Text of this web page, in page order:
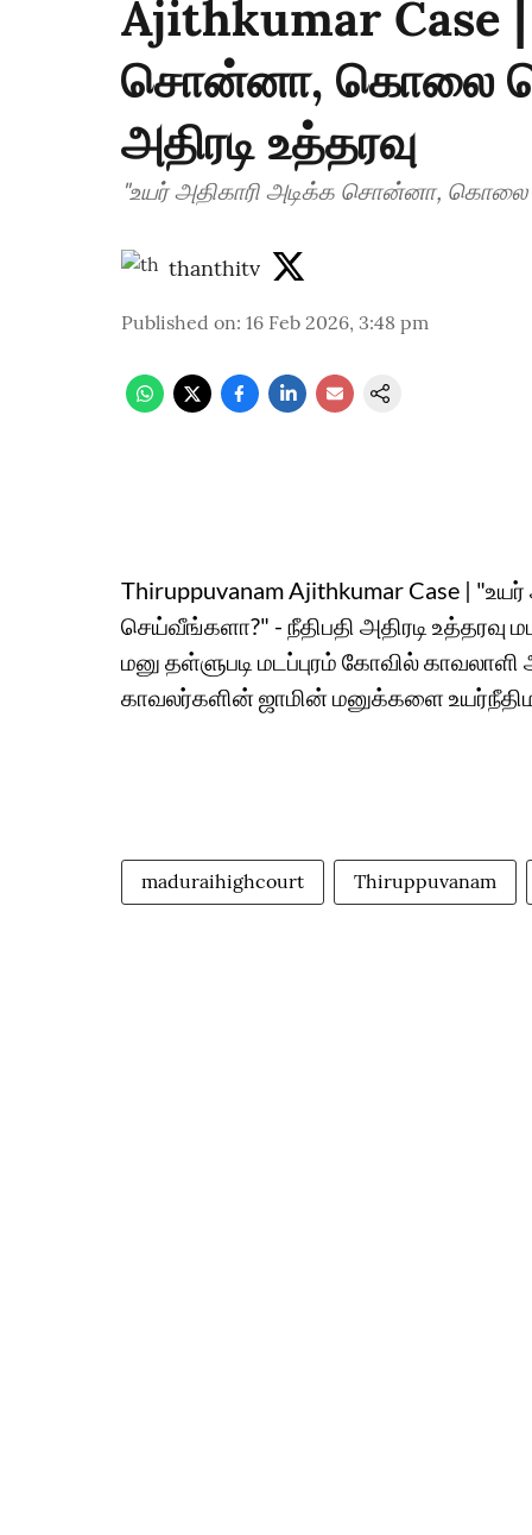
Ajithkumar Case |
சொன்னா, கொலை
அதிரடி உத்தரவு
"உயர் அதிகாரி அடிக்க சொன்னா,
thanthitv
Published on: 16 Feb 2026, 3:48 pm
Thiruppuvanam Ajithkumar Case |
செய்வீங்களா?" - நீதிபதி அதிரடி உத்தரவு
மனு தள்ளுபடி மடப்புரம் கோவில்
காவலர்களின் ஜாமின் மனுக்களை
maduraihighcourt Thiruppuvanam